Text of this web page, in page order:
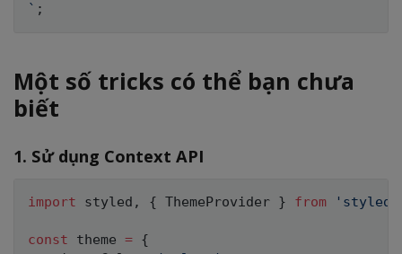
` ;
Một số tricks có thể bạn chưa
biết
1. Sử dụng Context API
import styled , { ThemeProvider } from 'styled-
const theme = {